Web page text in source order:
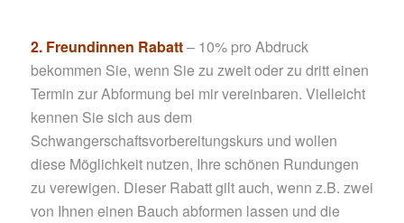
2. Freundinnen Rabatt– 10% pro Abdruck
bekommen Sie, wenn Sie zu zweit oder zu dritt einen
Termin zur Abformung bei mir vereinbaren. Vielleicht
kennen Sie sich aus dem
Schwangerschaftsvorbereitungskurs und wollen
diese Möglichkeit nutzen, Ihre schönen Rundungen
zu verewigen. Dieser Rabatt gilt auch, wenn z.B. zwei
von Ihnen einen Bauch abformen lassen und die